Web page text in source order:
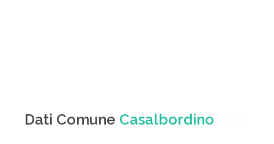
Dati Comune Casalbordino